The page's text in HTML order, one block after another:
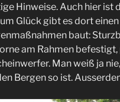
Hinweise. Auch hier ist
Glück gibt es dort
baut:
am Rahmen
Man weiß ja
Bergen so ist.